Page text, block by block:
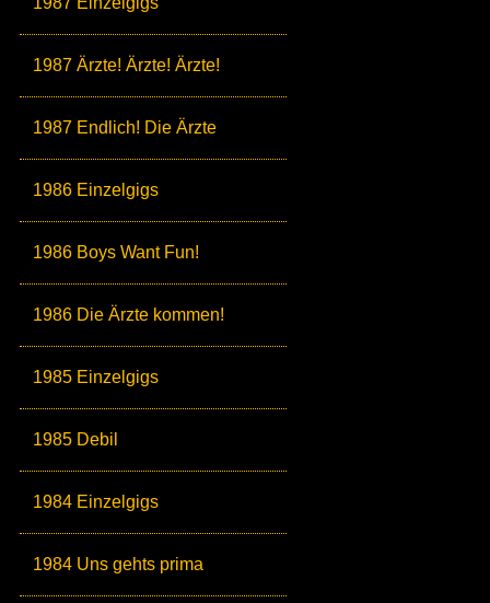
1987 Ärzte! Ärzte! Ärzte!
1987 Endlich! Die Ärzte
1986 Einzelgigs
1986 Boys Want Fun!
1986 Die Ärzte kommen!
1985 Einzelgigs
1985 Debil
1984 Einzelgigs
1984 Uns gehts prima